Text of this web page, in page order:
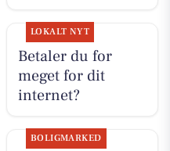
LOKALT NYT
Betaler du for
meget for dit
internet?
BOLIGMARKED